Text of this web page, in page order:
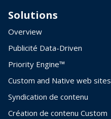
Solutions
Overview
Publicité Data-Driven
Priority Engine™
Custom and Native web sites
Syndication de contenu
Création de contenu Custom